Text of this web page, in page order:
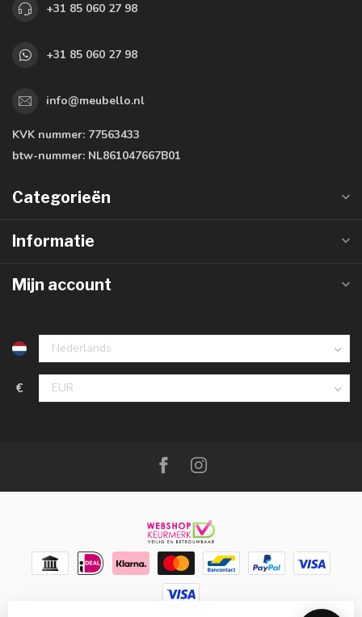
+31 85 060 27 98
+31 85 060 27 98
info@meubello.nl
KVK nummer: 77563433
btw-nummer: NL861047667B01
Categorieën
Informatie
Mijn account
€